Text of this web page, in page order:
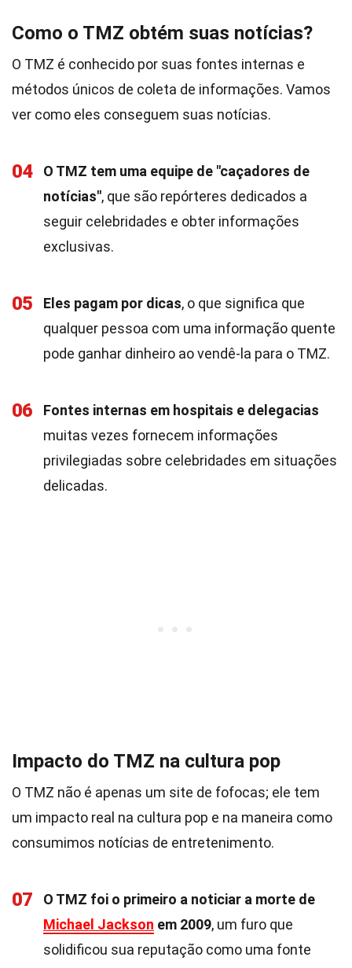
Como o TMZ obtém suas notícias?
O TMZ é conhecido por suas fontes internas e
métodos únicos de coleta de informações. Vamos
ver como eles conseguem suas notícias.
04
O TMZ tem uma equipe de "caçadores de
notícias", que são repórteres dedicados a
seguir celebridades e obter informações
exclusivas.
05 Eles pagam por dicas, o que significa que
qualquer pessoa com uma informação quente
pode ganhar dinheiro ao vendê-la para o TMZ.
06
Fontes internas em hospitais e delegacias
muitas vezes fornecem informações
privilegiadas sobre celebridades em situações
delicadas.
Impacto do TMZ na cultura pop
O TMZ não é apenas um site de fofocas; ele tem
um impacto real na cultura pop e na maneira como
consumimos notícias de entretenimento.
07
O TMZ foi o primeiro a noticiar a morte de
Michael Jackson em 2009, um furo que
solidificou sua reputação como uma fonte